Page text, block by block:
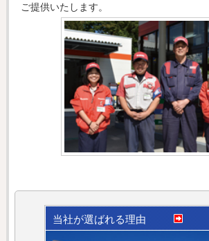
ご提供いたします。
当社が選ばれる理由